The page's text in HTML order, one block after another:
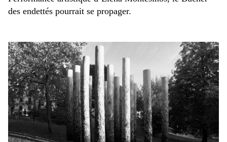
des endettés pourrait se propager.